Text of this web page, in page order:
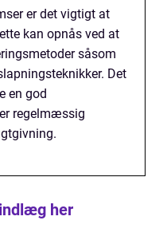
er det vigtigt at
kan opnås ved at
såsom
Det
en god
regelmæssig
her